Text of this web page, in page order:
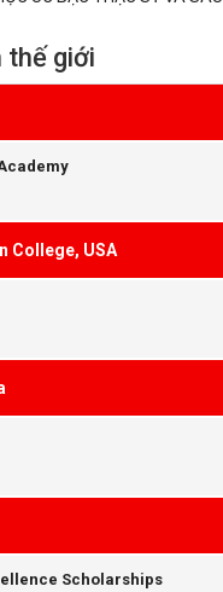
thế giới
College, USA
Scholarships